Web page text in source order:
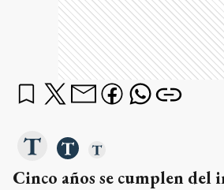
Cinco años se cumplen del